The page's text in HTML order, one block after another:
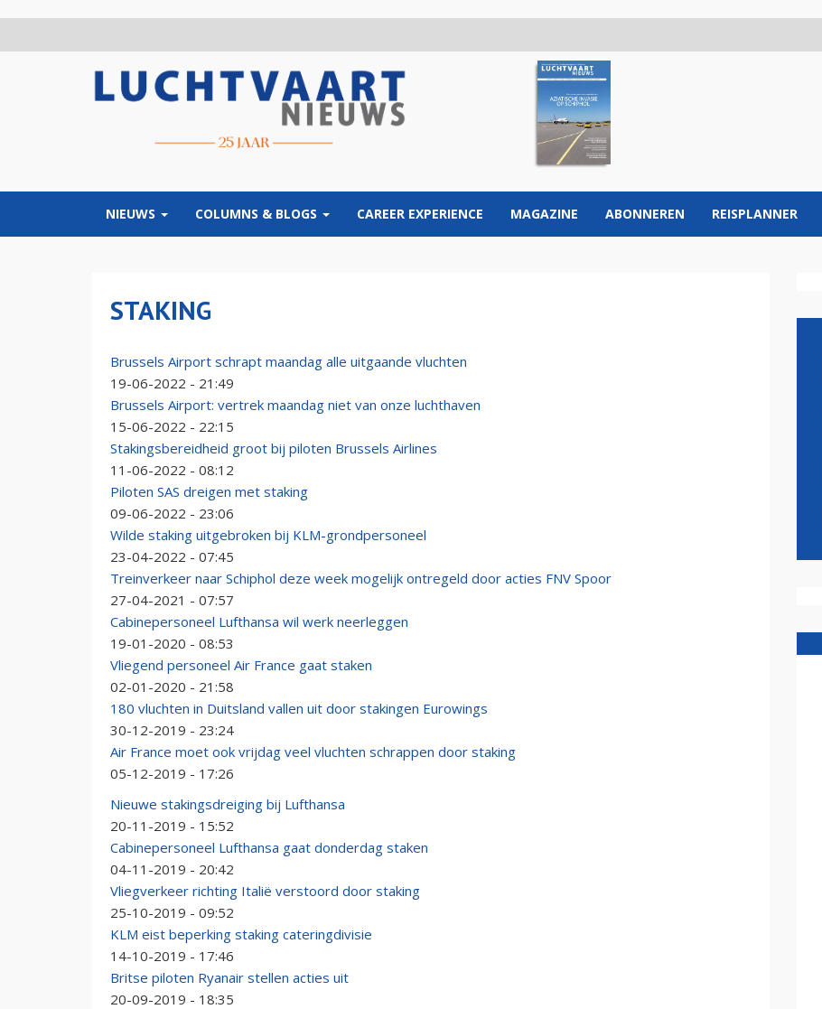
NIEUWS COLUMNS & BLOGS CAREER EXPERIENCE MAGAZINE ABONNEREN REISPLANNER
STAKING
Brussels Airport schrapt maandag alle uitgaande vluchten
19-06-2022 - 21:49
Brussels Airport: vertrek maandag niet van onze luchthaven
15-06-2022 - 22:15
Stakingsbereidheid groot bij piloten Brussels Airlines
11-06-2022 - 08:12
Piloten SAS dreigen met staking
09-06-2022 - 23:06
Wilde staking uitgebroken bij KLM-grondpersoneel
23-04-2022 - 07:45
Treinverkeer naar Schiphol deze week mogelijk ontregeld door acties FNV Spoor
27-04-2021 - 07:57
Cabinepersoneel Lufthansa wil werk neerleggen
19-01-2020 - 08:53
Vliegend personeel Air France gaat staken
02-01-2020 - 21:58
180 vluchten in Duitsland vallen uit door stakingen Eurowings
30-12-2019 - 23:24
Air France moet ook vrijdag veel vluchten schrappen door staking
05-12-2019 - 17:26
Nieuwe stakingsdreiging bij Lufthansa
20-11-2019 - 15:52
Cabinepersoneel Lufthansa gaat donderdag staken
04-11-2019 - 20:42
Vliegverkeer richting Italië verstoord door staking
25-10-2019 - 09:52
KLM eist beperking staking cateringdivisie
14-10-2019 - 17:46
Britse piloten Ryanair stellen acties uit
20-09-2019 - 18:35